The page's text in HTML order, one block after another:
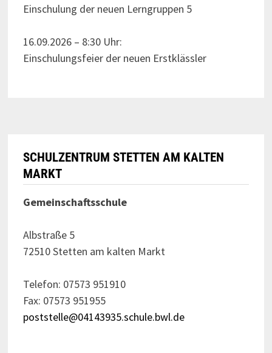
Einschulung der neuen Lerngruppen 5
16.09.2026 – 8:30 Uhr:
Einschulungsfeier der neuen Erstklässler
SCHULZENTRUM STETTEN AM KALTEN
MARKT
Gemeinschaftsschule
Albstraße 5
72510 Stetten am kalten Markt
Telefon: 07573 951910
Fax: 07573 951955
poststelle@04143935.schule.bwl.de